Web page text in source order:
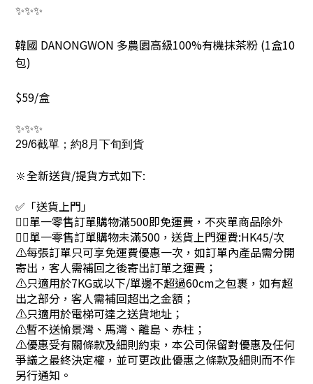
✨✨✨
韓國 DANONGWON 多農園高級100%有機抹茶粉 (1盒10
包)
$59/盒
✨✨✨
29/6截單；約8月下旬到貨
🔆全新送貨/提貨方式如下:
✅「送貨上門」
👉🏻單一零售訂單購物滿500即免運費，不夾單商品除外
👉🏻單一零售訂單購物未滿500，送貨上門運費:HK45/次
⚠每張訂單只可享免運費優惠一次，如訂單內產品需分開
寄出，客人需補回之後寄出訂單之運費；
⚠只適用於7KG或以下/單邊不超過60cm之包裹，如有超
出之部分，客人需補回超出之金額；
⚠只適用於電梯可達之送貨地址；
⚠暫不送愉景灣、馬灣、離島、赤柱；
⚠優惠受有關條款及細則約束，本公司保留對優惠及任何
爭議之最終決定權，並可更改此優惠之條款及細則而不作
另行通知。